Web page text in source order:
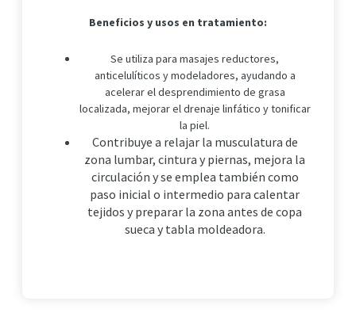
Beneficios y usos en tratamiento:
Se utiliza para masajes reductores,
anticelulíticos y modeladores, ayudando a
acelerar el desprendimiento de grasa
localizada, mejorar el drenaje linfático y tonificar
la piel.
Contribuye a relajar la musculatura de
zona lumbar, cintura y piernas, mejora la
circulación y se emplea también como
paso inicial o intermedio para calentar
tejidos y preparar la zona antes de copa
sueca y tabla moldeadora.